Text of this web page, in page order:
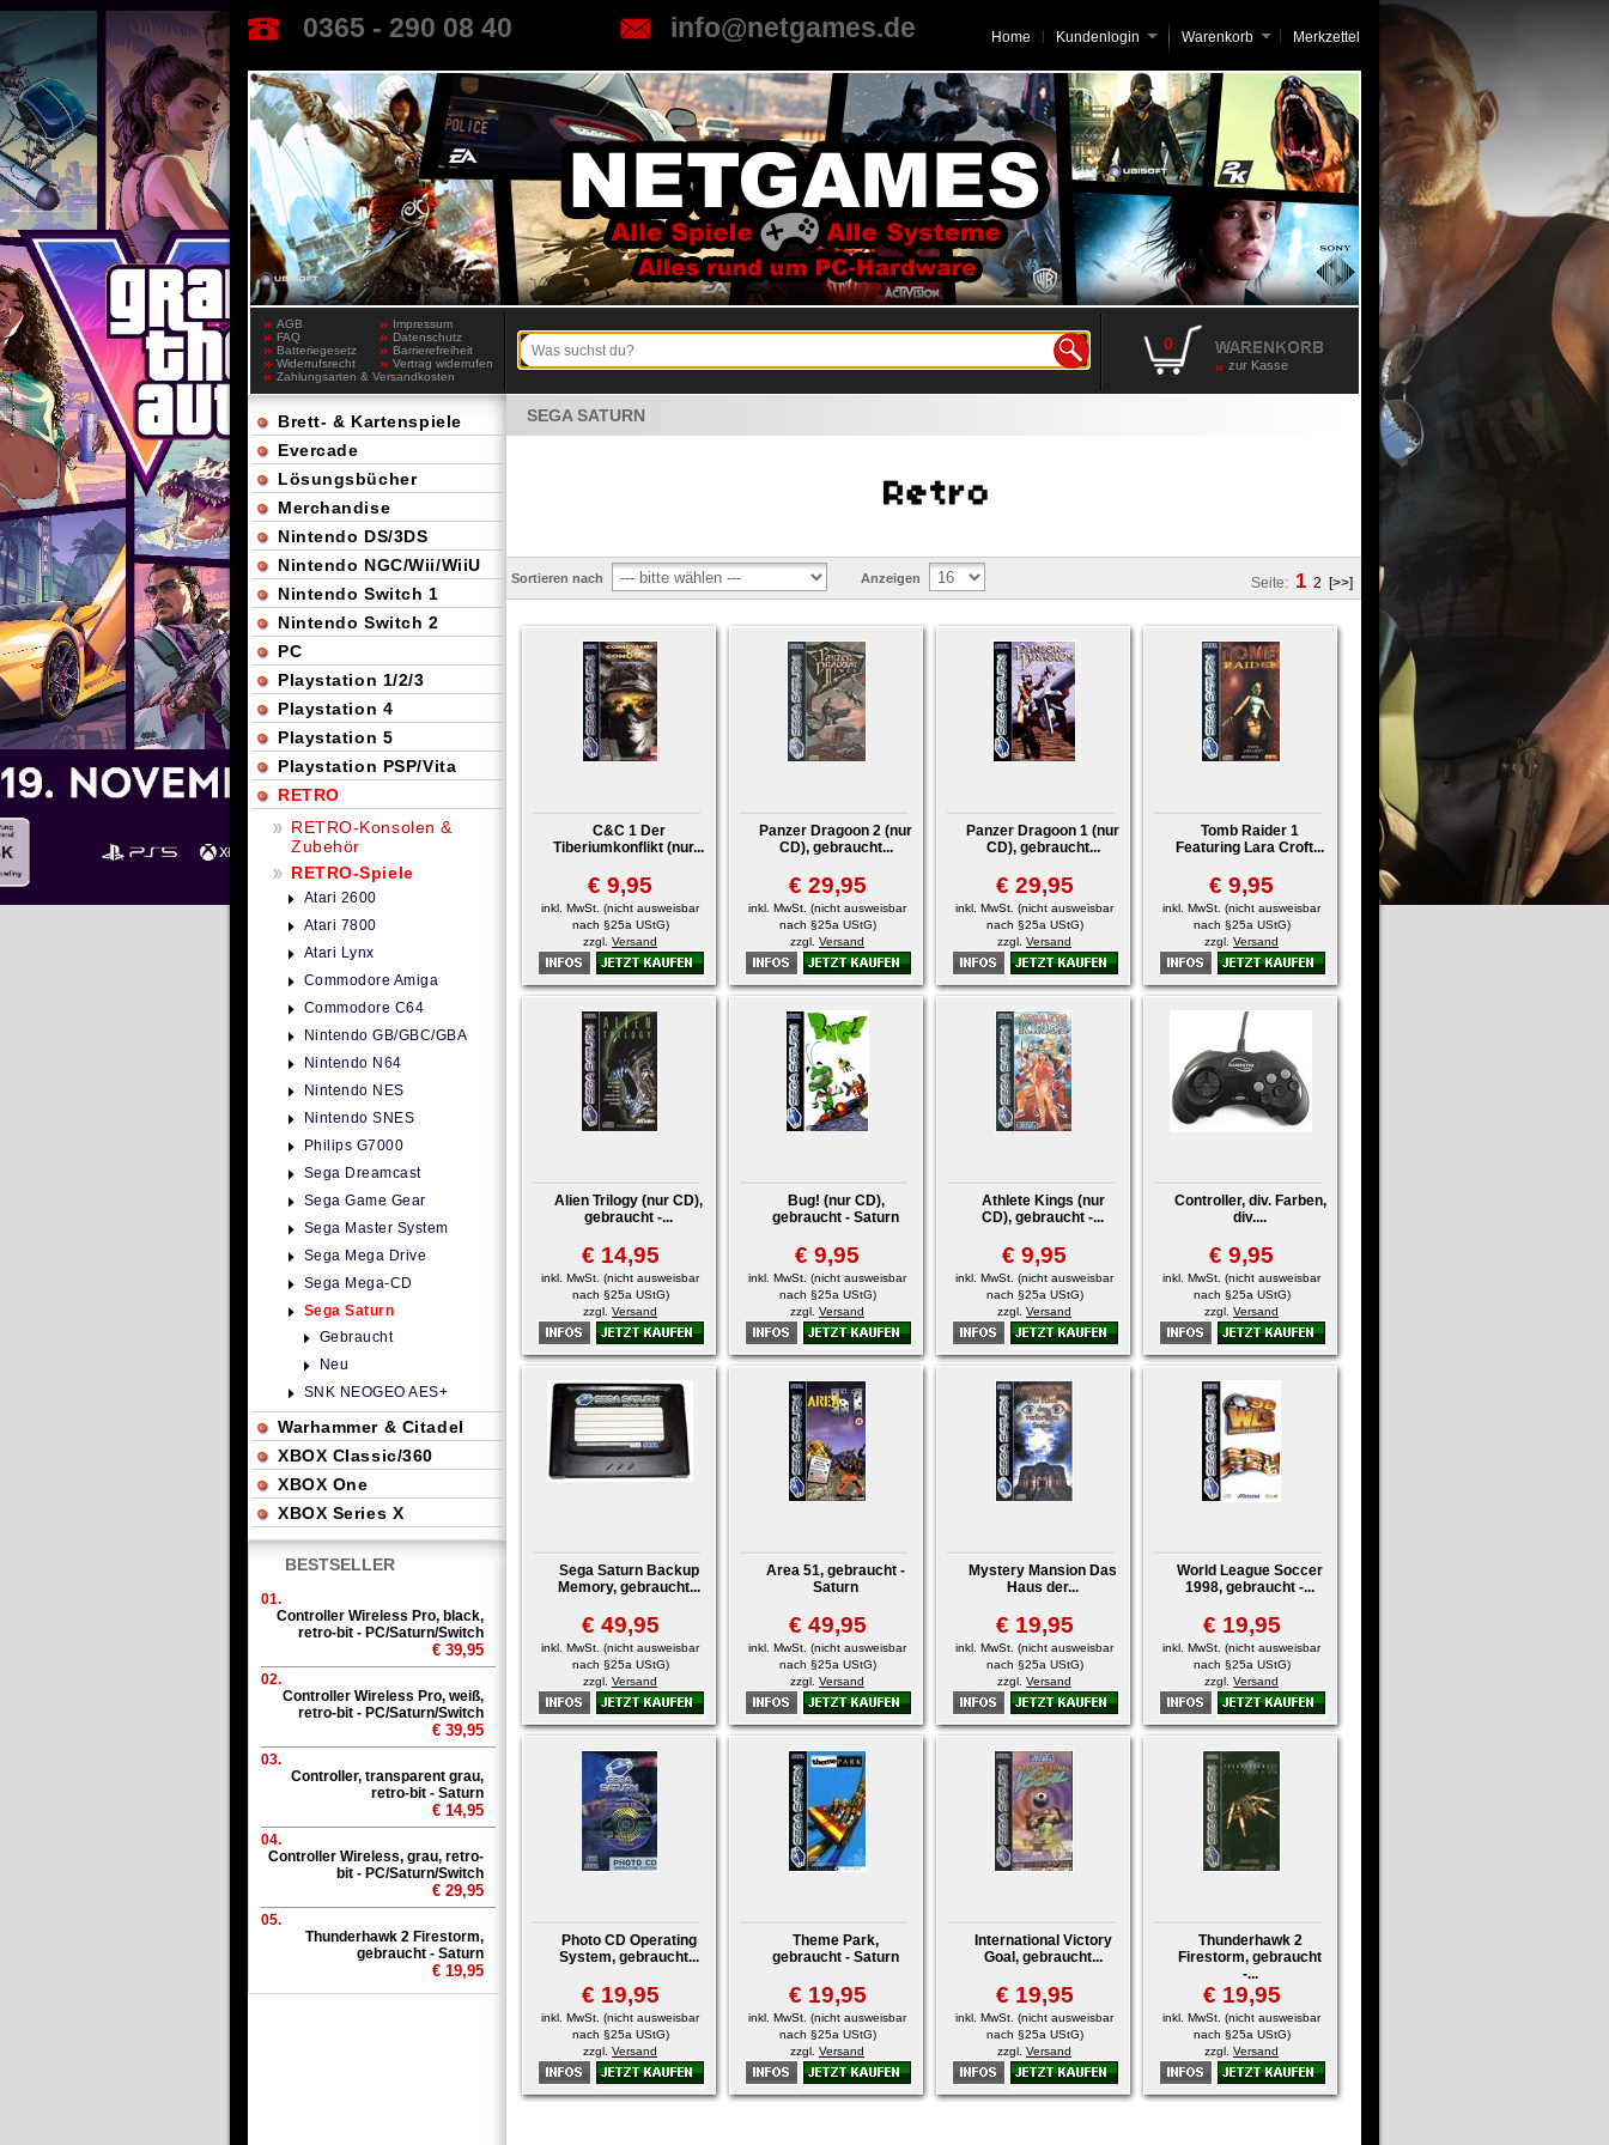
0365 - 290 08 40 info@netgames.de Home Kundenlogin Merkzettel
Warenkorb
AGB
Impressum
FAQ
Datenschutz
Batteriegesetz
Barrierefreiheit
Widerrufsrecht
Vertrag widerrufen
Zahlungsarten & Versandkosten
0
zur Kasse
SEGA SATURN
Sortieren nach Anzeigen Seite: 1 2 [>>]
C&C 1 Der
Tiberiumkonflikt (nur...
€ 9,95
inkl. MwSt. (nicht ausweisbar
nach §25a UStG)
zzgl. Versand
Panzer Dragoon 2 (nur
CD), gebraucht...
€ 29,95
inkl. MwSt. (nicht ausweisbar
nach §25a UStG)
zzgl. Versand
Panzer Dragoon 1 (nur
CD), gebraucht...
€ 29,95
inkl. MwSt. (nicht ausweisbar
nach §25a UStG)
zzgl. Versand
Tomb Raider 1
Featuring Lara Croft...
€ 9,95
inkl. MwSt. (nicht ausweisbar
nach §25a UStG)
zzgl. Versand
Alien Trilogy (nur CD),
gebraucht -...
€ 14,95
inkl. MwSt. (nicht ausweisbar
nach §25a UStG)
zzgl. Versand
Bug! (nur CD),
gebraucht - Saturn
€ 9,95
inkl. MwSt. (nicht ausweisbar
nach §25a UStG)
zzgl. Versand
Athlete Kings (nur
CD), gebraucht -...
€ 9,95
inkl. MwSt. (nicht ausweisbar
nach §25a UStG)
zzgl. Versand
Controller, div. Farben,
div....
€ 9,95
inkl. MwSt. (nicht ausweisbar
nach §25a UStG)
zzgl. Versand
Sega Saturn Backup
Memory, gebraucht...
€ 49,95
inkl. MwSt. (nicht ausweisbar
nach §25a UStG)
zzgl. Versand
Area 51, gebraucht -
Saturn
€ 49,95
inkl. MwSt. (nicht ausweisbar
nach §25a UStG)
zzgl. Versand
Mystery Mansion Das
Haus der...
€ 19,95
inkl. MwSt. (nicht ausweisbar
nach §25a UStG)
zzgl. Versand
World League Soccer
1998, gebraucht -...
€ 19,95
inkl. MwSt. (nicht ausweisbar
nach §25a UStG)
zzgl. Versand
Photo CD Operating
System, gebraucht...
€ 19,95
inkl. MwSt. (nicht ausweisbar
nach §25a UStG)
zzgl. Versand
Theme Park,
gebraucht - Saturn
€ 19,95
inkl. MwSt. (nicht ausweisbar
nach §25a UStG)
zzgl. Versand
International Victory
Goal, gebraucht...
€ 19,95
inkl. MwSt. (nicht ausweisbar
nach §25a UStG)
zzgl. Versand
Thunderhawk 2
Firestorm, gebraucht
-...
€ 19,95
inkl. MwSt. (nicht ausweisbar
nach §25a UStG)
zzgl. Versand
Brett- & Kartenspiele
Evercade
Lösungsbücher
Merchandise
Nintendo DS/3DS
Nintendo NGC/Wii/WiiU
Nintendo Switch 1
Nintendo Switch 2
PC
Playstation 1/2/3
Playstation 4
Playstation 5
Playstation PSP/Vita
RETRO
RETRO-Konsolen &
Zubehör
RETRO-Spiele
Atari 2600
Atari 7800
Atari Lynx
Commodore Amiga
Commodore C64
Nintendo GB/GBC/GBA
Nintendo N64
Nintendo NES
Nintendo SNES
Philips G7000
Sega Dreamcast
Sega Game Gear
Sega Master System
Sega Mega Drive
Sega Mega-CD
Sega Saturn
Gebraucht
Neu
SNK NEOGEO AES+
Warhammer & Citadel
XBOX Classic/360
XBOX One
XBOX Series X
BESTSELLER
01.
Controller Wireless Pro, black,
retro-bit - PC/Saturn/Switch
€ 39,95
02.
Controller Wireless Pro, weiß,
retro-bit - PC/Saturn/Switch
€ 39,95
03.
Controller, transparent grau,
retro-bit - Saturn
€ 14,95
04.
Controller Wireless, grau, retro-
bit - PC/Saturn/Switch
€ 29,95
05.
Thunderhawk 2 Firestorm,
gebraucht - Saturn
€ 19,95